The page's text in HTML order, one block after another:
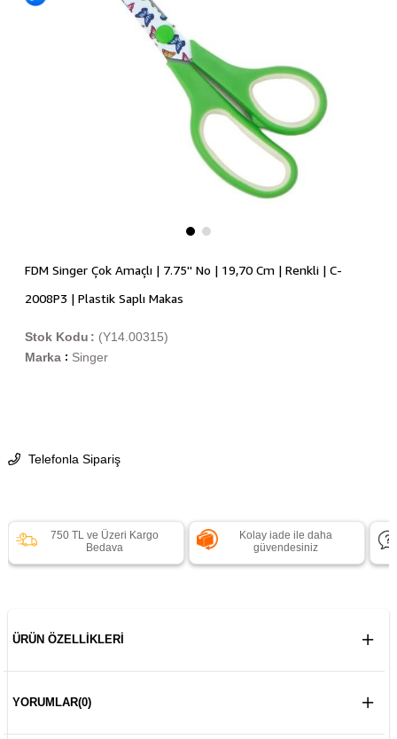
FDM Singer Çok Amaçlı | 7.75'' No | 19,70 Cm | Renkli | C-
2008P3 | Plastik Saplı Makas
(Y14.00315)
Stok Kodu
Marka : Singer
Telefonla Sipariş
750 TL ve Üzeri Kargo
Bedava
Kolay iade ile daha
güvendesiniz
ÜRÜN ÖZELLIKLERI
YORUMLAR(0)